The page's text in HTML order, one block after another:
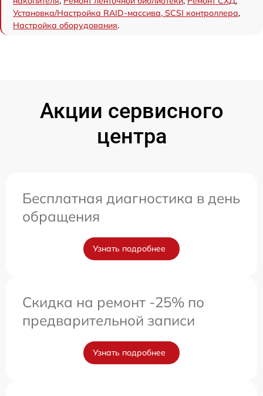
Установка/Настройка RAID-массива, SCSI контроллера,
Настройка оборудования.
Акции сервисного
центра
Бесплатная диагностика в день
обращения
Узнать подробнее
Скидка на ремонт -25% по
предварительной записи
Узнать подробнее